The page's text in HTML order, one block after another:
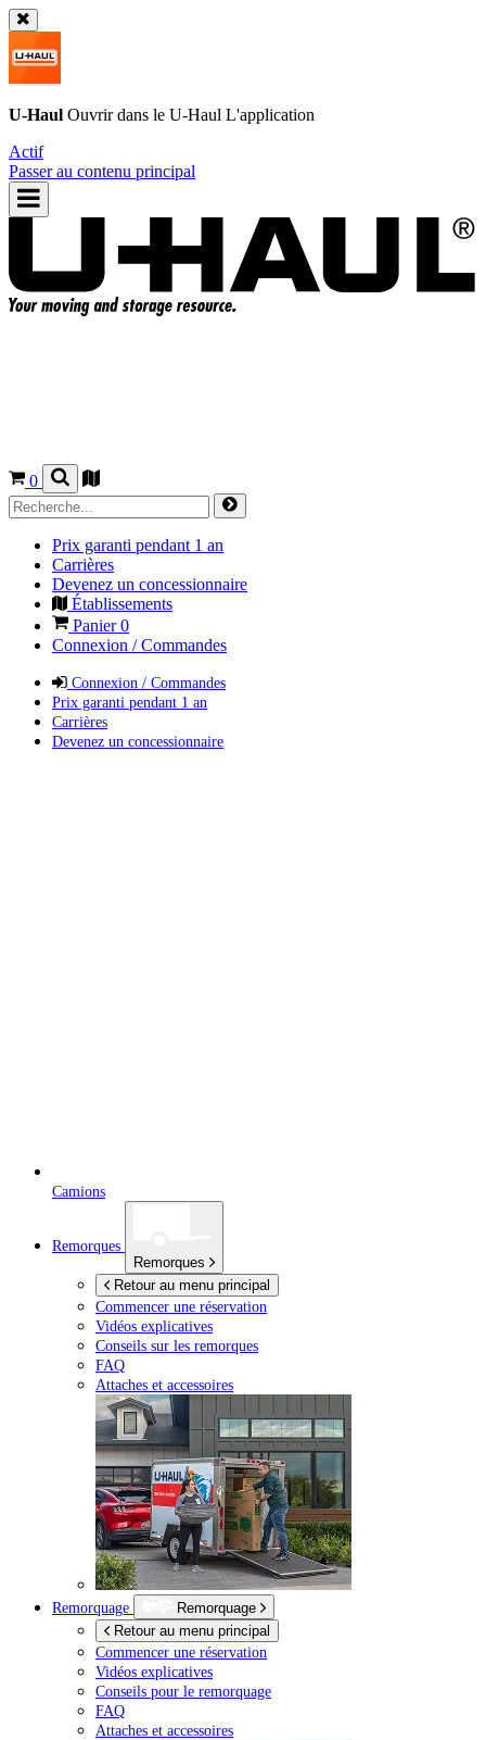
U-Haul Ouvrir dans le U-Haul L'application
Actif
Passer au contenu principal
0
Prix garanti pendant 1 an
Carrières
Devenez un concessionnaire
Établissements
Panier0
Connexion / Commandes
Connexion / Commandes
Prix garanti pendant 1 an
Carrières
Devenez un concessionnaire
Camions
Remorques
Remorques
Retour au menu principal
Commencer une réservation
Vidéos explicatives
Conseils sur les remorques
FAQ
Attaches et accessoires
Remorquage
Remorquage
Retour au menu principal
Commencer une réservation
Vidéos explicatives
Conseils pour le remorquage
FAQ
Attaches et accessoires